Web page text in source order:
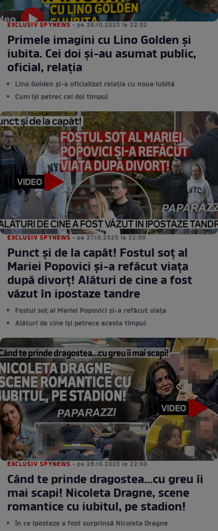
EXCLUSIV SPYNEWS • pe 29.10.2025 la 22:02
Primele imagini cu Lino Golden și
iubita. Cei doi și-au asumat public,
oficial, relația
Lino Golden și-a oficializat relația cu noua iubită
Cum își petrec cei doi timpul
EXCLUSIV SPYNEWS • pe 27.10.2025 la 22:00
Punct şi de la capăt! Fostul soţ al
Mariei Popovici şi-a refăcut viaţa
după divorţ! Alături de cine a fost
văzut în ipostaze tandre
Fostul soț al Mariei Popovici și-a refăcut viața
Alături de cine își petrece acesta timpul
EXCLUSIV SPYNEWS • pe 26.10.2025 la 22:00
Când te prinde dragostea...cu greu îi
mai scapi! Nicoleta Dragne, scene
romantice cu iubitul, pe stadion!
În ce ipostaze a fost surprinsă Nicoleta Dragne